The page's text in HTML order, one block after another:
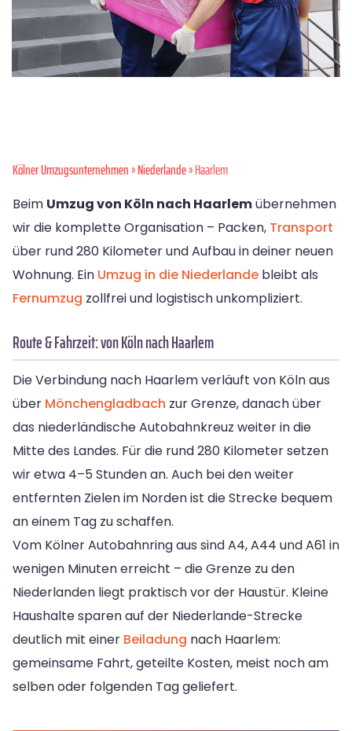
Kölner Umzugsunternehmen»Niederlande» Haarlem
Beim Umzug von Köln nach Haarlemübernehmen
wir die komplette Organisation – Packen, Transport
über rund 280 Kilometer und Aufbau in deiner neuen
Wohnung. Ein Umzug in die Niederlande bleibt als
Fernumzug zollfrei und logistisch unkompliziert.
Route & Fahrzeit: von Köln nach Haarlem
Die Verbindung nach Haarlem verläuft von Köln aus
über Mönchengladbach zur Grenze, danach über
das niederländische Autobahnkreuz weiter in die
Mitte des Landes. Für die rund 280 Kilometer setzen
wir etwa 4–5 Stunden an. Auch bei den weiter
entfernten Zielen im Norden ist die Strecke bequem
an einem Tag zu schaffen.
Vom Kölner Autobahnring aus sind A4, A44 und A61 in
wenigen Minuten erreicht – die Grenze zu den
Niederlanden liegt praktisch vor der Haustür. Kleine
Haushalte sparen auf der Niederlande-Strecke
deutlich mit einer Beiladung nach Haarlem:
gemeinsame Fahrt, geteilte Kosten, meist noch am
selben oder folgenden Tag geliefert.